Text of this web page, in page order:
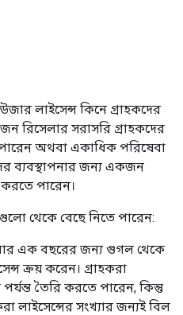
লাইসেন্স কিনে গ্রাহকদের
রিসেলার সরাসরি গ্রাহকদের
অথবা একাধিক পরিষেবা
ব্যবস্থাপনার জন্য একজন
করতে পারেন।
থেকে বেছে নিতে পারেন:
এক বছরের জন্য গুগল থেকে
ক্রয় করেন। গ্রাহকরা
তৈরি করতে পারেন, কিন্তু
লাইসেন্সের সংখ্যার জন্যই বিল